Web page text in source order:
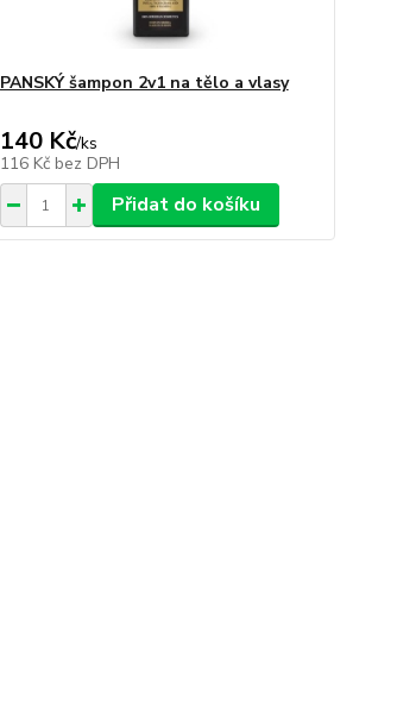
PANSKÝ šampon 2v1 na tělo a vlasy
140 Kč/ks
116 Kč bez DPH
Přidat do košíku